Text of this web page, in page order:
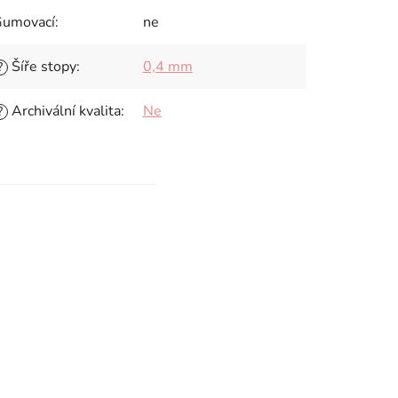
: ne
Šíře stopy: 0,4 mm
Archivální kvalita: Ne